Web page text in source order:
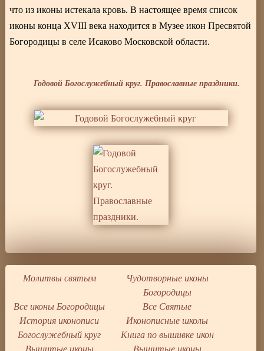
что из иконы истекала кровь. В настоящее время список
иконы конца XVIII века находится в Музее икон Пресвятой
Богородицы в селе Исаково Московской области.
Годовой Богослужебный круг. Православные праздники.
Молитвы святым
Чудотворные иконы
Богородицы
Все иконы Богородицы
Все Святые
История иконописи
Иконописные школы
Богослужебный круг
Книга по вышивке икон
Вышитые иконы
Вышитые иконы